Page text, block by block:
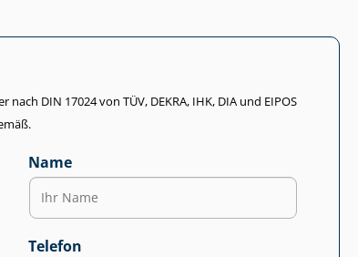
DIN 17024 von TÜV, DEKRA, IHK, DIA und EIPOS
Name
Telefon